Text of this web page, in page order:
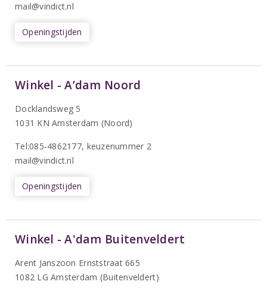
mail@vindict.nl
Openingstijden
Winkel - A’dam Noord
Docklandsweg 5
1031 KN Amsterdam (Noord)
Tel:085-4862177, keuzenummer 2
mail@vindict.nl
Openingstijden
Winkel - A'dam Buitenveldert
Arent Janszoon Ernststraat 665
1082 LG Amsterdam (Buitenveldert)